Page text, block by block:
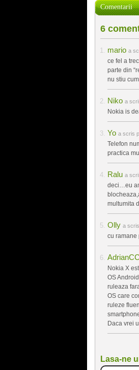
Comentarii
6
mario a
ce fel a
parte din
nu stiu
Niko a
Nokia is
Yo a scris
Telefon
practica
Ralu a
deci…eu
multumita
Olly a
cu ramane
AdrianCC
Nokia X
OS
ruleaza
OS care
ruleze
Daca vrei
Lasa-ne